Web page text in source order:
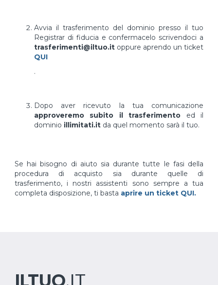
Avvia il trasferimento del dominio presso il tuo
Registrar di fiducia e confermacelo scrivendoci a
trasferimenti@iltuo.it oppure aprendo un ticket
QUI
.
Dopo aver ricevuto la tua comunicazione
approveremo subito il trasferimento ed il
dominio illimitati.it da quel momento sarà il tuo.
Se hai bisogno di aiuto sia durante tutte le fasi della
procedura di acquisto sia durante quelle di
trasferimento, i nostri assistenti sono sempre a tua
completa disposizione, ti basta aprire un ticket QUI.
ILTUO.IT